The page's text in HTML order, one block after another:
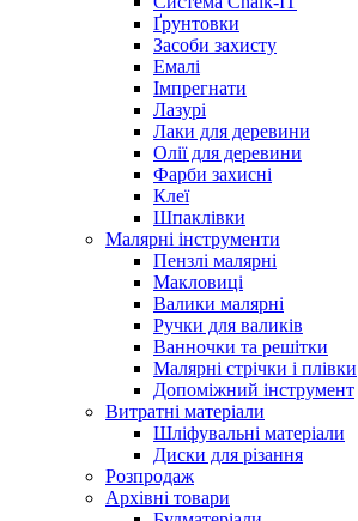
Ґрунтовки
Засоби захисту
Емалі
Імпрегнати
Лазурі
Лаки для деревини
Олії для деревини
Фарби захисні
Клеї
Шпаклівки
Малярні інструменти
Пензлі малярні
Макловиці
Валики малярні
Ручки для валиків
Ванночки та решітки
Малярні стрічки і плівки
Допоміжний інструмент
Витратні матеріали
Шліфувальні матеріали
Диски для різання
Розпродаж
Архівні товари